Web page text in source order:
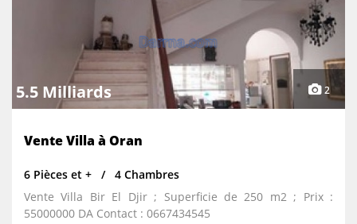
5.5 Milliards 2
Vente Villa à Oran
6 Pièces et +
4 Chambres
Vente Villa Bir El Djir ; Superficie de 250 m2 ; Prix :
55000000 DA Contact : 0667434545